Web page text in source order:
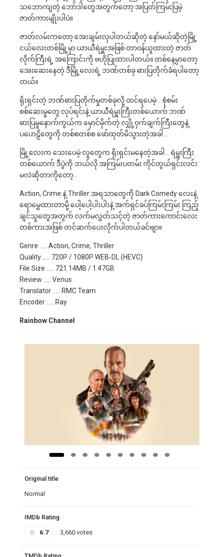
သဘောကျတဲ့ ဘော်ဒါတွေအတွက်တော့ အပြတ်ကြမ်းပြမဲ့
ဇာတ်ကားမျိုးပါပဲ။
ဇာတ်လမ်းကတော့ အေးချမ်းလှပါတယ်ဆိုတဲ့ နော်မယ်ဆိုတဲ့မြို့
ငယ်လေးတစ်မြို့မှာ ယာယီရဲမှူးအဖြစ် တာဝန်ယူထားတဲ့ ဇာတ်
လိုက်ကြီးရဲ့ အကြောင်းကို ဗဟိုပြုထားပါတယ်။ တစ်နေ့မှာတော့
အေးဆေးနေတဲ့ ဒီမြို့လေးရဲ့ ဘဏ်တစ်ခု ဓားပြတိုက်ခံရပါတော့
တယ်။
ရိုးရှင်းတဲ့ ဘဏ်ဓားပြတိုက်မှုတစ်ခုလို့ ထင်ရပေမဲ့… စုံစမ်း
စစ်ဆေးမှုတွေ လုပ်ရင်းနဲ့ ယာယီရဲမှူးကြီးတစ်ယောက် ဘဏ်
ဓားပြမှုနောက်ကွယ်က မှောင်မိုက်တဲ့ လျှို့ဝှက်ချက်ကြီးတွေနဲ့
ပဟေဠိတွေကို တစ်စတစ်စ ဖော်ထုတ်မိသွားတဲ့အခါ…
မြို့လေးက သေးပေမဲ့ လူတွေက ရိုးရှင်းမနေတဲ့အခါ… ရဲမှူးကြီး
တစ်ယောက် ဒီပွဲကို ဘယ်လို အကြမ်းပတမ်း ကိုင်တွယ်ရှင်းလင်း
မလဲဆိုတာကိုတော့…
Action, Crime နဲ့ Thriller အရသာတွေကို Dark Comedy လေးနဲ့
ရောမွှေထားတာမို့ ပေါ့ပေါ့ပါးပါးနဲ့ အက်ရှင်ခပ်ကြမ်းကြမ်း ကြည့်
ချင်သူတွေအတွက် လက်မလွှတ်သင့်တဲ့ ဇာတ်ကားကောင်းလေး
တစ်ကားအဖြစ် တင်ဆက်ပေးလိုက်ပါတယ်ခင်ဗျာ။
Genre ….. Action, Crime, Thriller
Quality ….. 720P / 1080P WEB-DL (HEVC)
File Size ….. 721.14MB / 1.47GB
Review ….. Venus
Translator ….. RMC Team
Encoder ….. Ray
Rainbow Channel
Original title
Normal
IMDb Rating
6.7 3,660 votes